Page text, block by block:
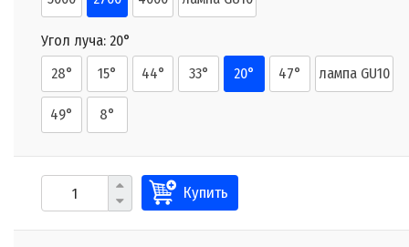
Угол луча: 20°
28°
15° 44° 33° 20° 47° лампа GU10
49° 8°
Купить